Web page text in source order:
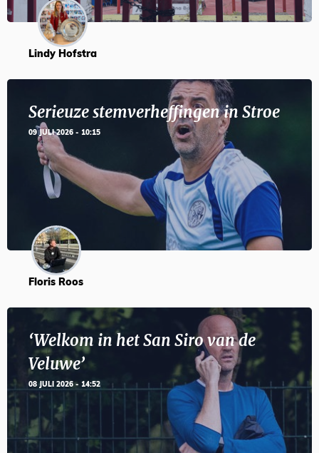
Lindy Hofstra
Serieuze stemverheffingen in Stroe
09 JULI 2026 - 10:15
Floris Roos
‘Welkom in het San Siro van de
Veluwe’
08 JULI 2026 - 14:52